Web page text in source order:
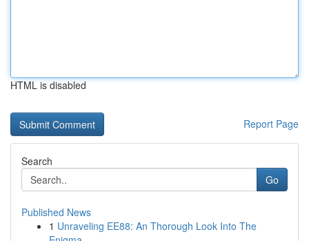
HTML is disabled
Report Page
Search
Go
Published News
1 Unraveling EE88: An Thorough Look Into The